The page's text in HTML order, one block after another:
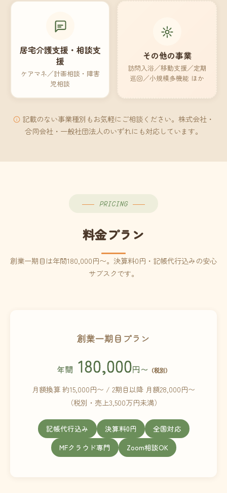
居宅介護支援・相談支
援
ケアマネ／計画相談・障害
児相談
その他の事業
訪問入浴／移動支援／定期
巡回／小規模多機能 ほか
記載のない事業種別もお気軽にご相談ください。株式会社・
合同会社・一般社団法人のいずれにも対応しています。
PRICING
料金プラン
創業一期目は年間180,000円〜。決算料0円・記帳代行込みの安心
サブスクです。
創業一期目プラン
年間 180,000円〜 （税別）
月額換算 約15,000円〜 / 2期目以降 月額28,000円〜
（税別・売上3,500万円未満）
記帳代行込み 決算料0円
全国対応
MFクラウド専門
Zoom相談OK